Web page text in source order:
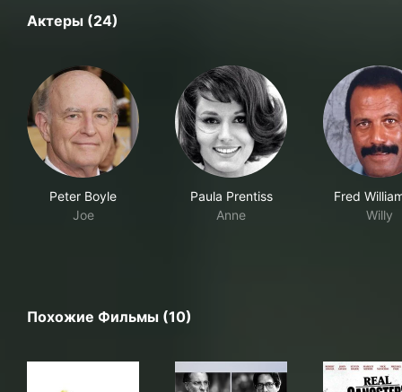
Актеры (24)
Peter Boyle
Joe
Paula Prentiss
Anne
Fred
Willy
Похожие Фильмы (10)